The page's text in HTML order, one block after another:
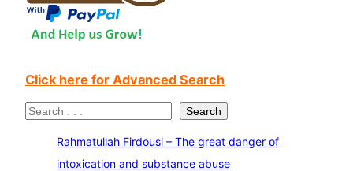
Click here for Advanced Search
S
Search
Rahmatullah Firdousi – The great danger of
intoxication and substance abuse